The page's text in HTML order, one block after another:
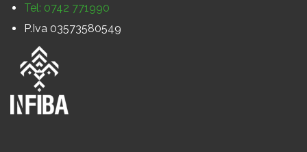
Tel: 0742 771990
P.Iva 03573580549